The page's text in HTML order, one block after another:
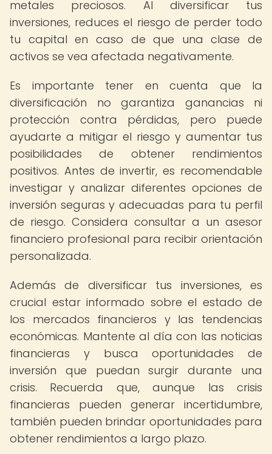
metales preciosos. Al diversificar tus
inversiones, reduces el riesgo de perder todo
tu capital en caso de que una clase de
activos se vea afectada negativamente.
Es importante tener en cuenta que la
diversificación no garantiza ganancias ni
protección contra pérdidas, pero puede
ayudarte a mitigar el riesgo y aumentar tus
posibilidades de obtener rendimientos
positivos. Antes de invertir, es recomendable
investigar y analizar diferentes opciones de
inversión seguras y adecuadas para tu perfil
de riesgo. Considera consultar a un asesor
financiero profesional para recibir orientación
personalizada.
Además de diversificar tus inversiones, es
crucial estar informado sobre el estado de
los mercados financieros y las tendencias
económicas. Mantente al día con las noticias
financieras y busca oportunidades de
inversión que puedan surgir durante una
crisis. Recuerda que, aunque las crisis
financieras pueden generar incertidumbre,
también pueden brindar oportunidades para
obtener rendimientos a largo plazo.